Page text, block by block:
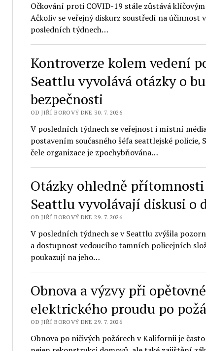
Očkování proti COVID-19 stále zůstává
Ačkoliv se veřejný diskurz soustředí na účinnost
posledních týdnech…
Kontroverze kolem vedení
Seattlu vyvolává otázky o
bezpečnosti
OD JIŘÍ BOROVÝ DNE 30. 7. 2026
V posledních týdnech se veřejnost i místní
postavením současného šéfa seattlejské policie,
čele organizace je zpochybňována…
Otázky ohledně
Seattlu vyvolávají diskusi o
OD JIŘÍ BOROVÝ DNE 29. 7. 2026
V posledních týdnech se v Seattlu zvýšila
a dostupnost vedoucího tamních policejních
poukazují na jeho…
Obnova a výzvy při
elektrického proudu po
OD JIŘÍ BOROVÝ DNE 29. 7. 2026
Obnova po ničivých požárech v Kalifornii je